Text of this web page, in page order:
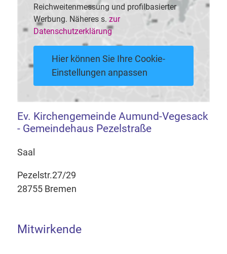
Reichweitenmessung und profilbasierter
Werbung. Näheres s. zur
Datenschutzerklärung
Hier können Sie Ihre Cookie-
Einstellungen anpassen
Ev. Kirchengemeinde Aumund-Vegesack
- Gemeindehaus Pezelstraße
Saal
Pezelstr.27/29
28755 Bremen
Mitwirkende